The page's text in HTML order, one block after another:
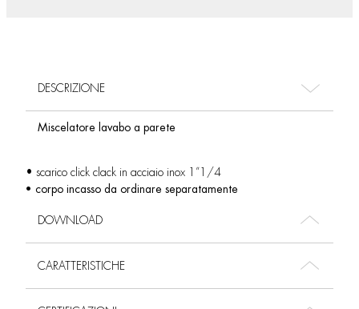
DESCRIZIONE
Miscelatore lavabo a parete
• scarico click clack in acciaio inox 1”1/4
• corpo incasso da ordinare separatamente
DOWNLOAD
CARATTERISTICHE